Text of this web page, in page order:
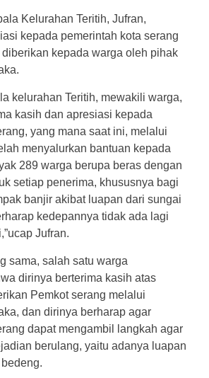
Kelurahan Teritih, Jufran,
kepada pemerintah kota serang
kepada warga oleh pihak
kelurahan Teritih, mewakili warga,
kasih dan apresiasi kepada
yang mana saat ini, melalui
menyalurkan bantuan kepada
289 warga berupa beras dengan
setiap penerima, khususnya bagi
banjir akibat luapan dari sungai
kedepannya tidak ada lagi
Jufran.
sama, salah satu warga
dirinya berterima kasih atas
Pemkot serang melalui
dan dirinya berharap agar
dapat mengambil langkah agar
berulang, yaitu adanya luapan